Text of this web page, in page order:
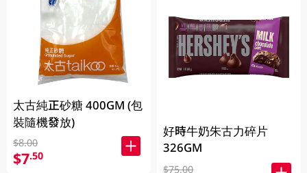
太古純正砂糖 400GM (包
裝隨機發放)
$8.00
$7.50
好時牛奶朱古力碎片
326GM
$75.00